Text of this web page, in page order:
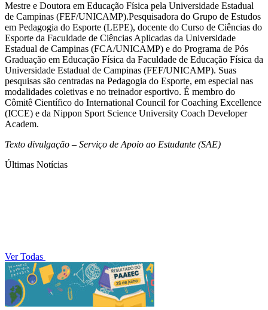
Mestre e Doutora em Educação Física pela Universidade Estadual
de Campinas (FEF/UNICAMP).Pesquisadora do Grupo de Estudos
em Pedagogia do Esporte (LEPE), docente do Curso de Ciências do
Esporte da Faculdade de Ciências Aplicadas da Universidade
Estadual de Campinas (FCA/UNICAMP) e do Programa de Pós
Graduação em Educação Física da Faculdade de Educação Física da
Universidade Estadual de Campinas (FEF/UNICAMP). Suas
pesquisas são centradas na Pedagogia do Esporte, em especial nas
modalidades coletivas e no treinador esportivo. É membro do
Cômitê Científico do International Council for Coaching Excellence
(ICCE) e da Nippon Sport Science University Coach Developer
Academ.
Texto divulgação – Serviço de Apoio ao Estudante (SAE)
Últimas Notícias
Ver Todas